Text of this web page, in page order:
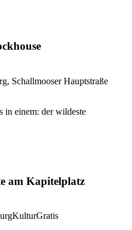
Schallmooser Hauptstraße
in einem: der wildeste
am Kapitelplatz
KulturGratis